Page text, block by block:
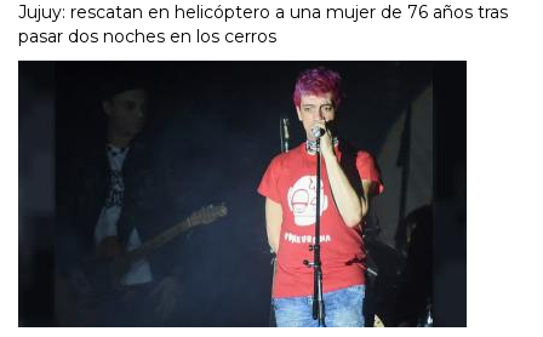
Jujuy: rescatan en helicóptero a una mujer de 76 años tras
pasar dos noches en los cerros